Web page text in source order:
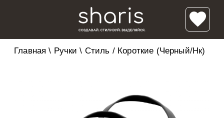
Главная \ Ручки \ Стиль / Короткие (Черный/нк)